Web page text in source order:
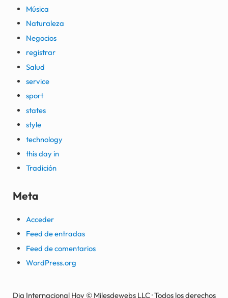
Música
Naturaleza
Negocios
registrar
Salud
service
sport
states
style
technology
this day in
Tradición
Meta
Acceder
Feed de entradas
Feed de comentarios
WordPress.org
Dia Internacional Hoy © Milesdewebs LLC · Todos los derechos